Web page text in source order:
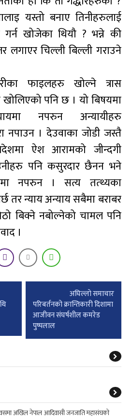
यस्तो बनाए तिनीहरुलाई
खोजेका थियौ ? भन्ने की
लगाएर चिल्ली बिल्ली गराउने
फाइलहरु खोल्ने त्रास
पनि छ । यो बिषयमा
नपरुन अन्यायीहरु
नपाउन । देउवाका जोडी जस्तै
ऐश आरामको जीन्दगी
पनि कसुरदार छैनन भने
नपरुन । सत्य तत्थ्यका
तर न्याय अन्याय सबैमा बराबर
बिक्ने नबोल्नेको चामल पनि
।
अघिल्लाे समाचार
परिबर्तनको क्रान्तिकारी दिशामा
आजीवन संघर्षशील कमरेड
पुष्पलाल